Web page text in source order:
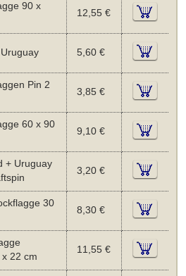
90 x
12,55 €
5,60 €
Pin 2
3,85 €
60 x 90
9,10 €
+ Uruguay
3,20 €
30
8,30 €
22 cm
11,55 €